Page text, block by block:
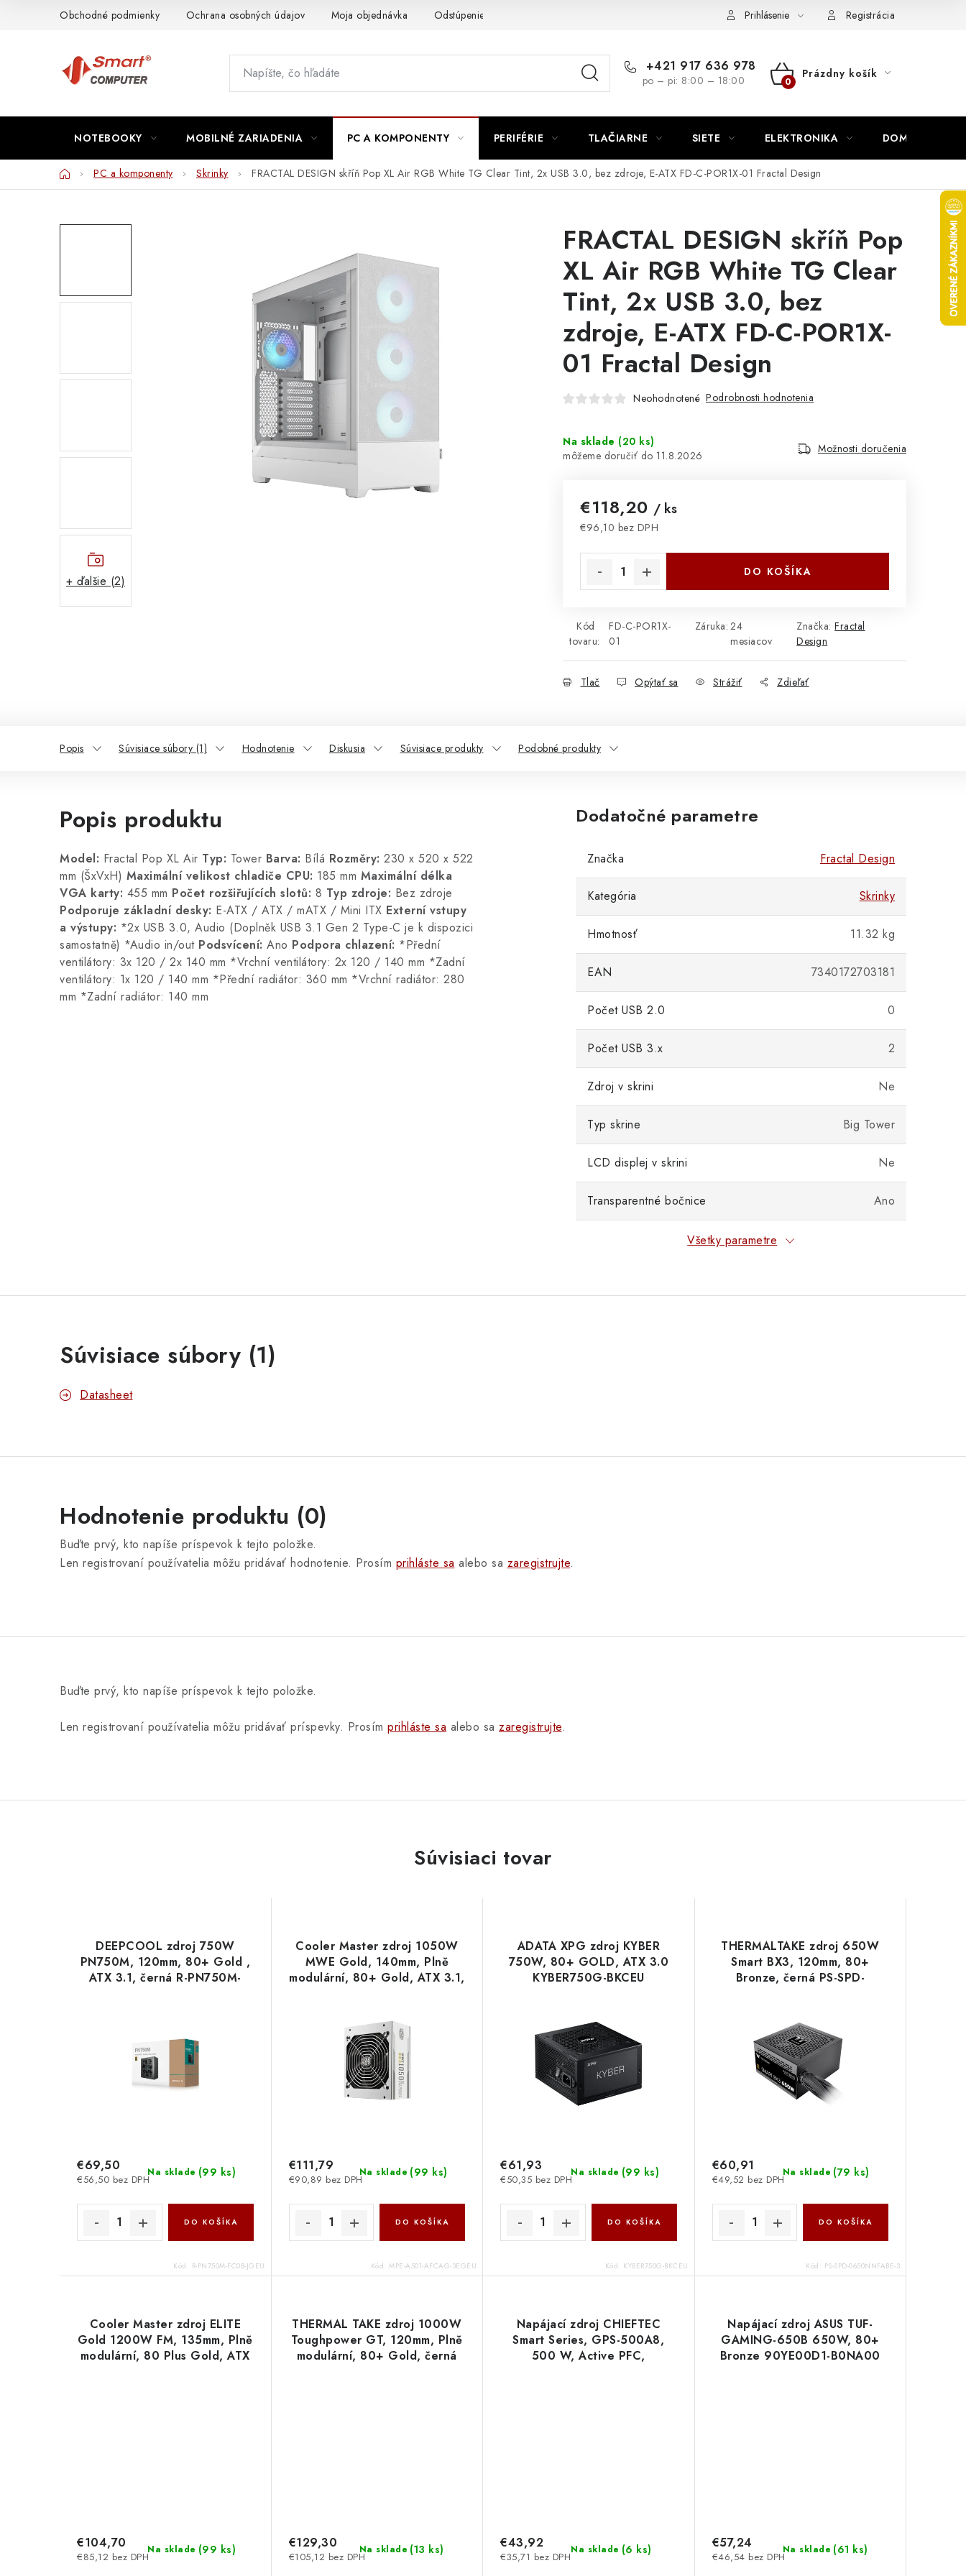
Obchodné podmienky Ochrana osobných údajov Moja objednávka Odstúpenie od zmluvy Napíšte námPrihlásenie Registrácia
+421 917 636 978
po – pi: 8:00 – 18:00
NÁKUPNÝ
Prázdny košík
NOTEBOOKY MOBILNÉ ZARIADENIA PC A KOMPONENTY PERIFÉRIE TLAČIARNE SIETE ELEKTRONIKA DOMÁCNOSŤ
DomovPC a komponenty Skrinky FRACTAL DESIGN skříň Pop XL Air RGB White TG Clear Tint, 2x USB 3.0, bez zdroje, E-ATX FD-C-POR1X-01 Fractal Design
+ ďalšie (2)
FRACTAL DESIGN skříň Pop
XL Air RGB White TG Clear
Tint, 2x USB 3.0, bez
zdroje, E-ATX FD-C-POR1X-
01 Fractal Design
Neohodnotené Podrobnosti hodnotenia
Na sklade (20 ks)
11.8.2026
Možnosti doručenia
€118,20 / ks
€96,10 bez DPH
DO KOŠÍKA
Kód
tovaru:
FD-C-POR1X-
01
Záruka: 24
mesiacov
Značka:Fractal
Design
Tlač Opýtať sa Strážiť Zdieľať
Popis Súvisiace súbory (1) Hodnotenie Diskusia Súvisiace produkty Podobné produkty
Popis produktu
Model: Fractal Pop XL Air Typ: Tower Barva: Bílá Rozměry: 230 x 520 x 522
mm (ŠxVxH) Maximální velikost chladiče CPU: 185 mm Maximální délka
VGA karty: 455 mm Počet rozšiřujících slotů: 8 Typ zdroje: Bez zdroje
Podporuje základní desky: E-ATX / ATX / mATX / Mini ITX Externí vstupy
a výstupy: *2x USB 3.0, Audio (Doplněk USB 3.1 Gen 2 Type-C je k dispozici
samostatně) *Audio in/out Podsvícení: Ano Podpora chlazení: *Přední
ventilátory: 3x 120 / 2x 140 mm *Vrchní ventilátory: 2x 120 / 140 mm *Zadní
ventilátory: 1x 120 / 140 mm *Přední radiátor: 360 mm *Vrchní radiátor: 280
mm *Zadní radiátor: 140 mm
Dodatočné parametre
Značka Fractal Design
Kategória Skrinky
Hmotnosť 11.32 kg
EAN 7340172703181
Počet USB 2.0 0
Počet USB 3.x 2
Zdroj v skrini Ne
Typ skrine Big Tower
LCD displej v skrini Ne
Transparentné bočnice Ano
Všetky parametre
Súvisiace súbory (1)
Datasheet
Hodnotenie produktu (0)
Buďte prvý, kto napíše príspevok k tejto položke.
Len registrovaní používatelia môžu pridávať hodnotenie. Prosím prihláste sa alebo sa zaregistrujte.
Buďte prvý, kto napíše príspevok k tejto položke.
Len registrovaní používatelia môžu pridávať príspevky. Prosím prihláste sa alebo sa zaregistrujte.
Súvisiaci tovar
DEEPCOOL zdroj 750W
PN750M, 120mm, 80+ Gold ,
ATX 3.1, černá R-PN750M-
Na sklade (99 ks)
€56,50 bez DPH
€69,50
DO KOŠÍKA
Kód: R-PN750M-FC0B-JGEU
Cooler Master zdroj 1050W
MWE Gold, 140mm, Plně
modulární, 80+ Gold, ATX 3.1,
Na sklade (99 ks)
€90,89 bez DPH
€111,79
DO KOŠÍKA
Kód: MPE-A501-AFCAG-3EGEU
ADATA XPG zdroj KYBER
750W, 80+ GOLD, ATX 3.0
KYBER750G-BKCEU
Na sklade (99 ks)
€50,35 bez DPH
€61,93
DO KOŠÍKA
Kód: KYBER750G-BKCEU
THERMALTAKE zdroj 650W
Smart BX3, 120mm, 80+
Bronze, černá PS-SPD-
Na sklade (79 ks)
€49,52 bez DPH
€60,91
DO KOŠÍKA
Kód: PS-SPD-0650NNFABE-3
Cooler Master zdroj ELITE
Gold 1200W FM, 135mm, Plně
modulární, 80 Plus Gold, ATX
Na sklade (99 ks)
€85,12 bez DPH
€104,70
THERMAL TAKE zdroj 1000W
Toughpower GT, 120mm, Plně
modulární, 80+ Gold, černá
Na sklade (13 ks)
€105,12 bez DPH
€129,30
Napájací zdroj CHIEFTEC
Smart Series, GPS-500A8,
500 W, Active PFC,
Na sklade (6 ks)
€35,71 bez DPH
€43,92
Napájací zdroj ASUS TUF-
GAMING-650B 650W, 80+
Bronze 90YE00D1-B0NA00
Na sklade (61 ks)
€46,54 bez DPH
€57,24